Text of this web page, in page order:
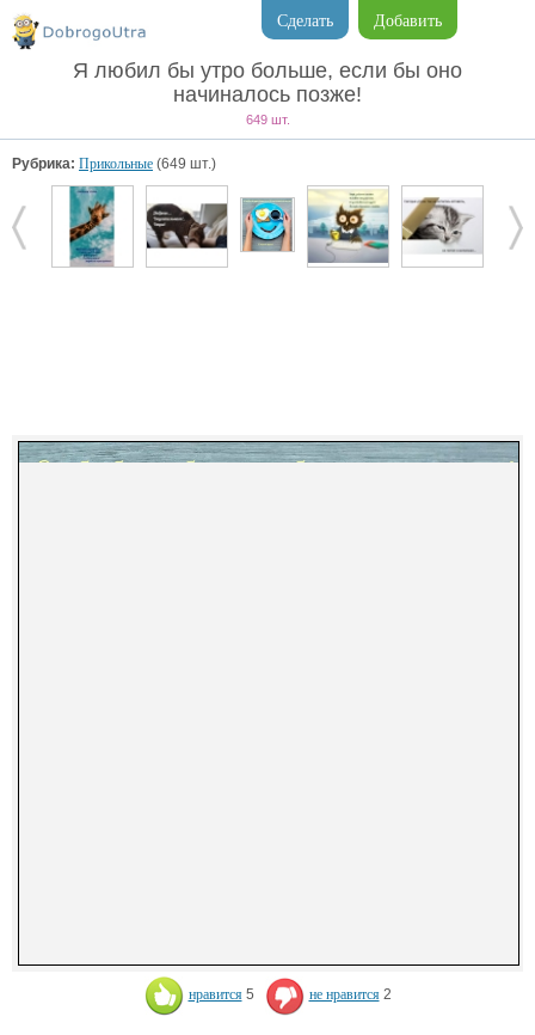
Добавить
Сделать
Я любил бы утро больше, если бы оно
начиналось позже!
649 шт.
Рубрика: Прикольные (649 шт.)
нравится 5 не нравится 2